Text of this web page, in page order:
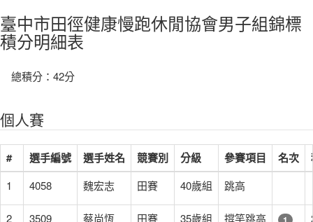
臺中市田徑健康慢跑休閒協會男子組錦標
積分明細表
總積分：42分
個人賽
# 選手編號 選手姓名 競賽別 分級 參賽項目 名次
1 4058 魏宏志 田賽 40歲組 跳高
2 3509 蔡尚恆 田賽 35歲組 撐竿跳高